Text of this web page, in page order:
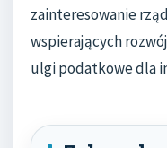
zainteresowanie
wspierających
ulgi podatkowe dla